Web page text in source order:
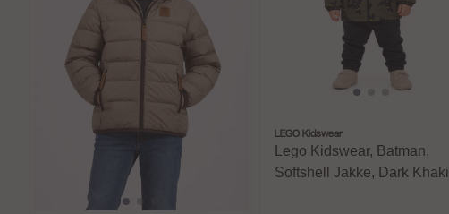
LEGO Kidswear
Lego Kidswear, Batman,
Softshell Jakke, Dark Khaki